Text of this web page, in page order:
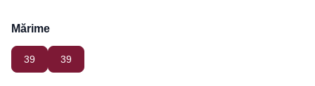
Mărime
39 39